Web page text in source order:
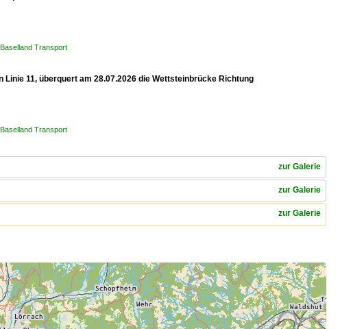
Transport
11, überquert am 28.07.2026 die Wettsteinbrücke Richtung
Transport
zur Galerie
zur Galerie
zur Galerie